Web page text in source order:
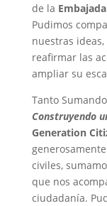
de la
Pudimos
nuestras
reafirmar las
ampliar su
Tanto
Construyendo
Generation
civiles,
que nos
ciudadanía.